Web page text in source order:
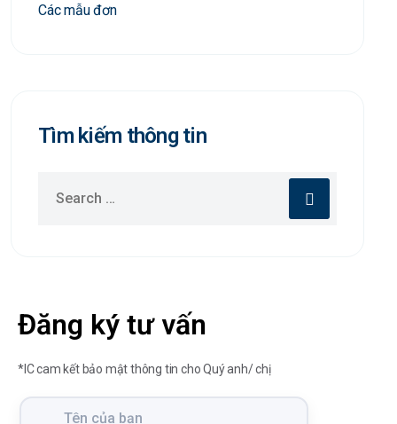
Các mẫu đơn
Tìm kiếm thông tin
Đăng ký tư vấn
*IC cam kết bảo mật thông tin cho Quý anh/ chị